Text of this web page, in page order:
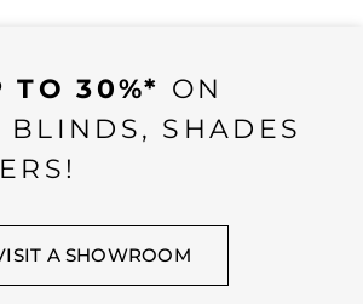
TO 30%* ON
BLINDS, SHADES
A SHOWROOM